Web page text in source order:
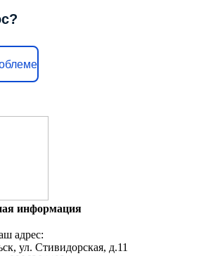
информация
адрес:
ул. Стивидорская, д.11